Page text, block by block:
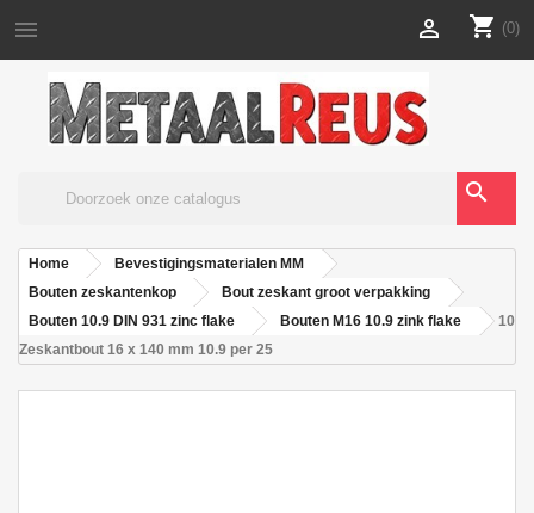
 shopping_cart (0)

search
Home
Bevestigingsmaterialen MM
Bouten zeskantenkop
Bout zeskant groot verpakking
Bouten 10.9 DIN 931 zinc flake
Bouten M16 10.9 zink flake
10
Zeskantbout 16 x 140 mm 10.9 per 25